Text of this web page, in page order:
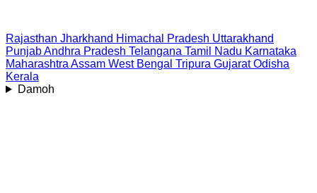
Rajasthan Jharkhand Himachal Pradesh Uttarakhand
PunjabAndhra Pradesh Telangana Tamil Nadu Karnataka
Maharashtra Assam West Bengal Tripura Gujarat Odisha
Kerala
Damoh